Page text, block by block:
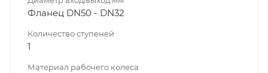
Фланец DN50 - DN32
Количество ступеней
1
Материал рабочего колеса